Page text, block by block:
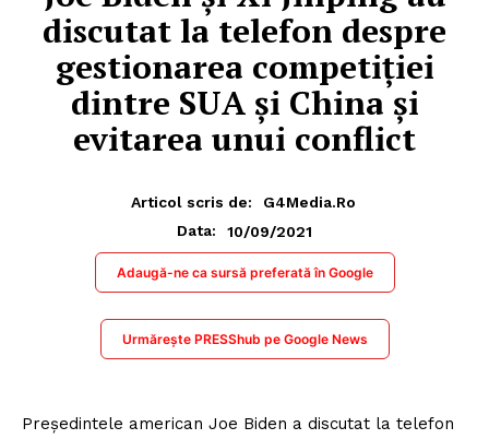
discutat la telefon despre
gestionarea competiţiei
dintre SUA şi China şi
evitarea unui conflict
Articol scris de:
G4Media.ro
Data:
10/09/2021
Adaugă-ne ca sursă preferată în Google
Urmărește PRESShub pe Google News
Preşedintele american Joe Biden a discutat la telefon